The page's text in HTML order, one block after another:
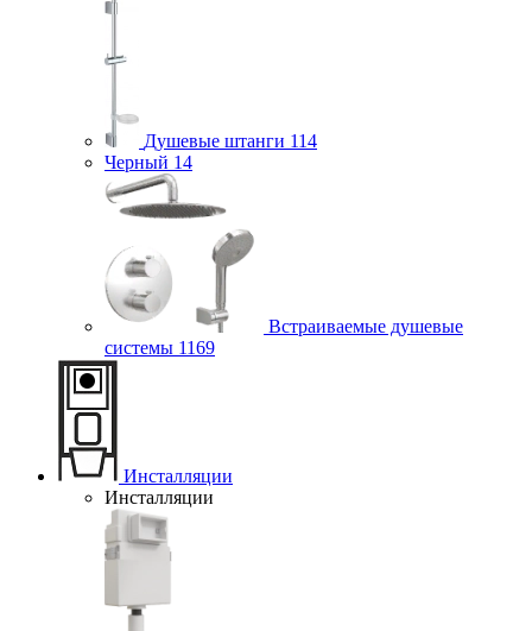
Душевые штанги 114
Черный 14
Встраиваемые душевые
системы 1169
Инсталляции
Инсталляции